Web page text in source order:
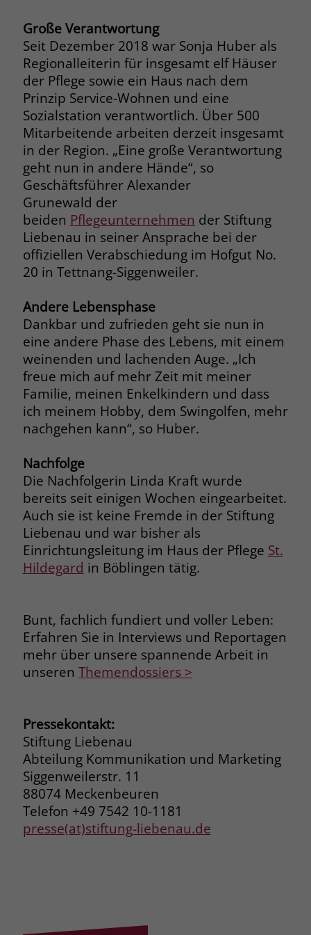
Große Verantwortung
Seit Dezember 2018 war Sonja Huber als
Regionalleiterin für insgesamt elf Häuser
der Pflege sowie ein Haus nach dem
Prinzip Service-Wohnen und eine
Sozialstation verantwortlich. Über 500
Mitarbeitende arbeiten derzeit insgesamt
in der Region. „Eine große Verantwortung
geht nun in andere Hände“, so
Geschäftsführer Alexander
Grunewald der
beiden Pflegeunternehmen der Stiftung
Liebenau in seiner Ansprache bei der
offiziellen Verabschiedung im Hofgut No.
20 in Tettnang-Siggenweiler.
Andere Lebensphase
Dankbar und zufrieden geht sie nun in
eine andere Phase des Lebens, mit einem
weinenden und lachenden Auge. „Ich
freue mich auf mehr Zeit mit meiner
Familie, meinen Enkelkindern und dass
ich meinem Hobby, dem Swingolfen, mehr
nachgehen kann“, so Huber.
Nachfolge
Die Nachfolgerin Linda Kraft wurde
bereits seit einigen Wochen eingearbeitet.
Auch sie ist keine Fremde in der Stiftung
Liebenau und war bisher als
Einrichtungsleitung im Haus der Pflege St.
Hildegard in Böblingen tätig.
Bunt, fachlich fundiert und voller Leben:
Erfahren Sie in Interviews und Reportagen
mehr über unsere spannende Arbeit in
unseren Themendossiers >
Pressekontakt:
Stiftung Liebenau
Abteilung Kommunikation und Marketing
Siggenweilerstr. 11
88074 Meckenbeuren
Telefon +49 7542 10-1181
presse(at)stiftung-liebenau.de
Name PHPSESSID
Anbieter stiftung-liebenau.de
Laufzeit Session
Zweck
Behält die Zustände des Benutzers bei
allen Seitenanfragen bei.
Name cookie_optin
Anbieter www.stiftung-liebenau.de
Laufzeit 1 Monat
Zweck
Behält die Zustimmung des Benutzers
Name __cf_bm
Anbieter .fonts.net
Laufzeit 30 Minuten
Zweck
This cookie, set by Cloudflare, is used to
support Cloudflare Bot Management.
Name JSessionID
Anbieter jobs.stiftung-liebenau.de
Laufzeit Session
Behält die Zustände des Benutzers bei
Zweck
exklusiv für diese Website zu speichern.
Dadurch wird gewährleistet, dass
Aktionen, die bei späteren Besuchen
derselben Website durchgeführt
werden, mit derselben
Benutzerkennung verknüpft werden.
Name _clsk
Anbieter www.clarity.ms
Laufzeit 1 Jahr
Zweck
Microsoft Clarity setzt dieses Cookie,
um die Seitenaufrufe eines Benutzers
zu speichern und in einer einzigen
Sitzungsaufzeichnung
zusammenzufassen.
Name _gcl_au
Anbieter Google Ads
Laufzeit 90 Tage
Zweck Enthält eine zufallsgenerierte User-ID.
Name _gcl_aw
Anbieter Google Ads
Laufzeit 90 Tage
Zweck
Dieses Cookie wird gesetzt, wenn ein
Es enthält Informationen darüber,
welche Werbeanzeige geklickt wurde,
sodass erzielte Erfolge wie z.B.
Bestellungen oder Kontaktanfragen der
Anzeige zugewiesen werden können.
Name _gcl_dc
Anbieter Google Ads
Laufzeit 90 Tage
Dieses Cookie wird gesetzt, wenn ein
User über einen Klick auf eine Google
Werbeanzeige auf die Website gelangt.